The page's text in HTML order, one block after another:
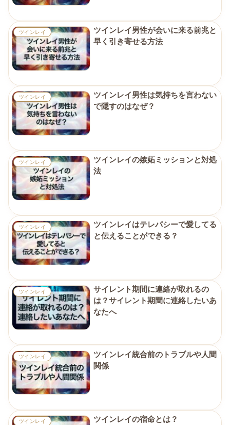
ツインレイ
ツインレイ男性が会いに来る前兆と
早く引き寄せる方法
ツインレイ
ツインレイ男性は気持ちを言わない
で隠すのはなぜ？
ツインレイ
ツインレイの嫉妬ミッションと対処
法
ツインレイ
ツインレイはテレパシーで愛してる
と伝えることができる？
ツインレイ
サイレント期間に連絡が取れるの
は？サイレント期間に連絡したいあ
なたへ
ツインレイ
ツインレイ統合前のトラブルや人間
関係
ツインレイ ツインレイの宿命とは？